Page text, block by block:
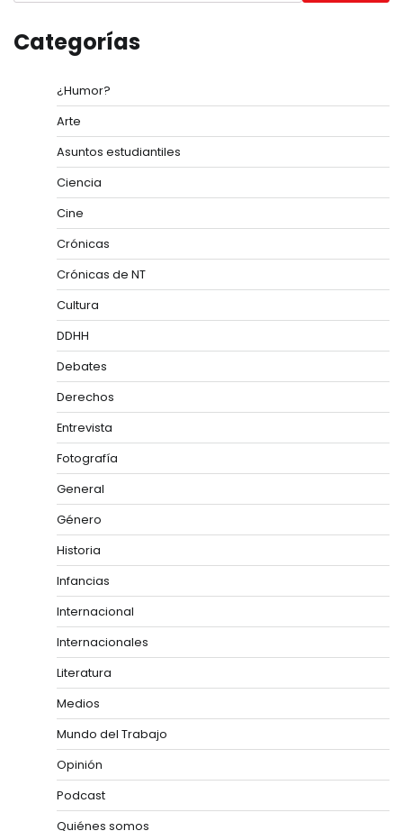
Categorías
¿Humor?
Arte
Asuntos estudiantiles
Ciencia
Cine
Crónicas
Crónicas de NT
Cultura
DDHH
Debates
Derechos
Entrevista
Fotografía
General
Género
Historia
Infancias
Internacional
Internacionales
Literatura
Medios
Mundo del Trabajo
Opinión
Podcast
Quiénes somos